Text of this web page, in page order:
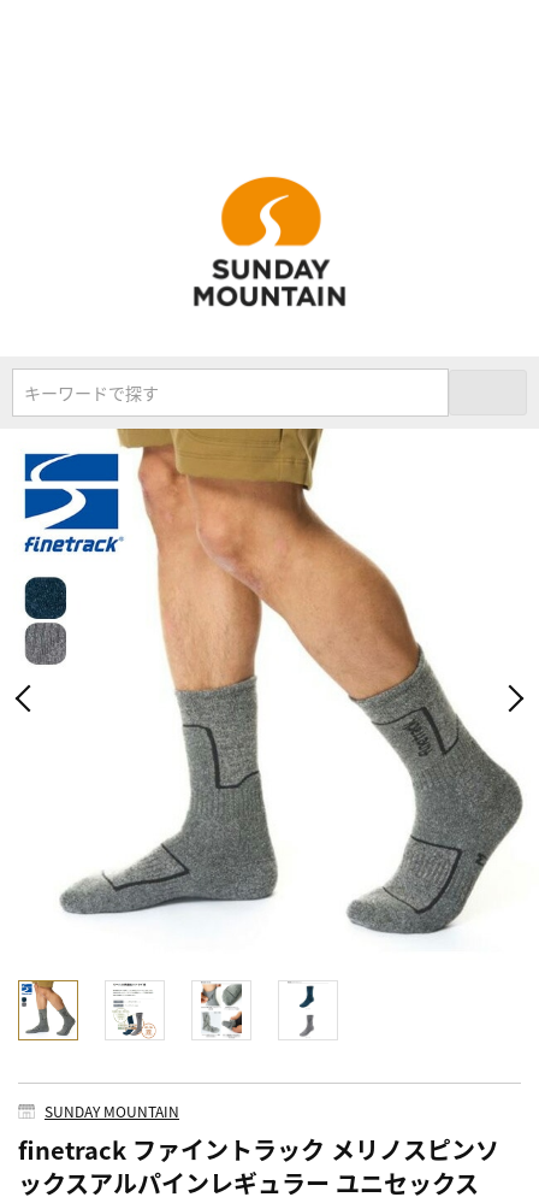
キーワードで探す
SUNDAY MOUNTAIN
finetrack ファイントラック メリノスピンソ
ックスアルパインレギュラー ユニセックス